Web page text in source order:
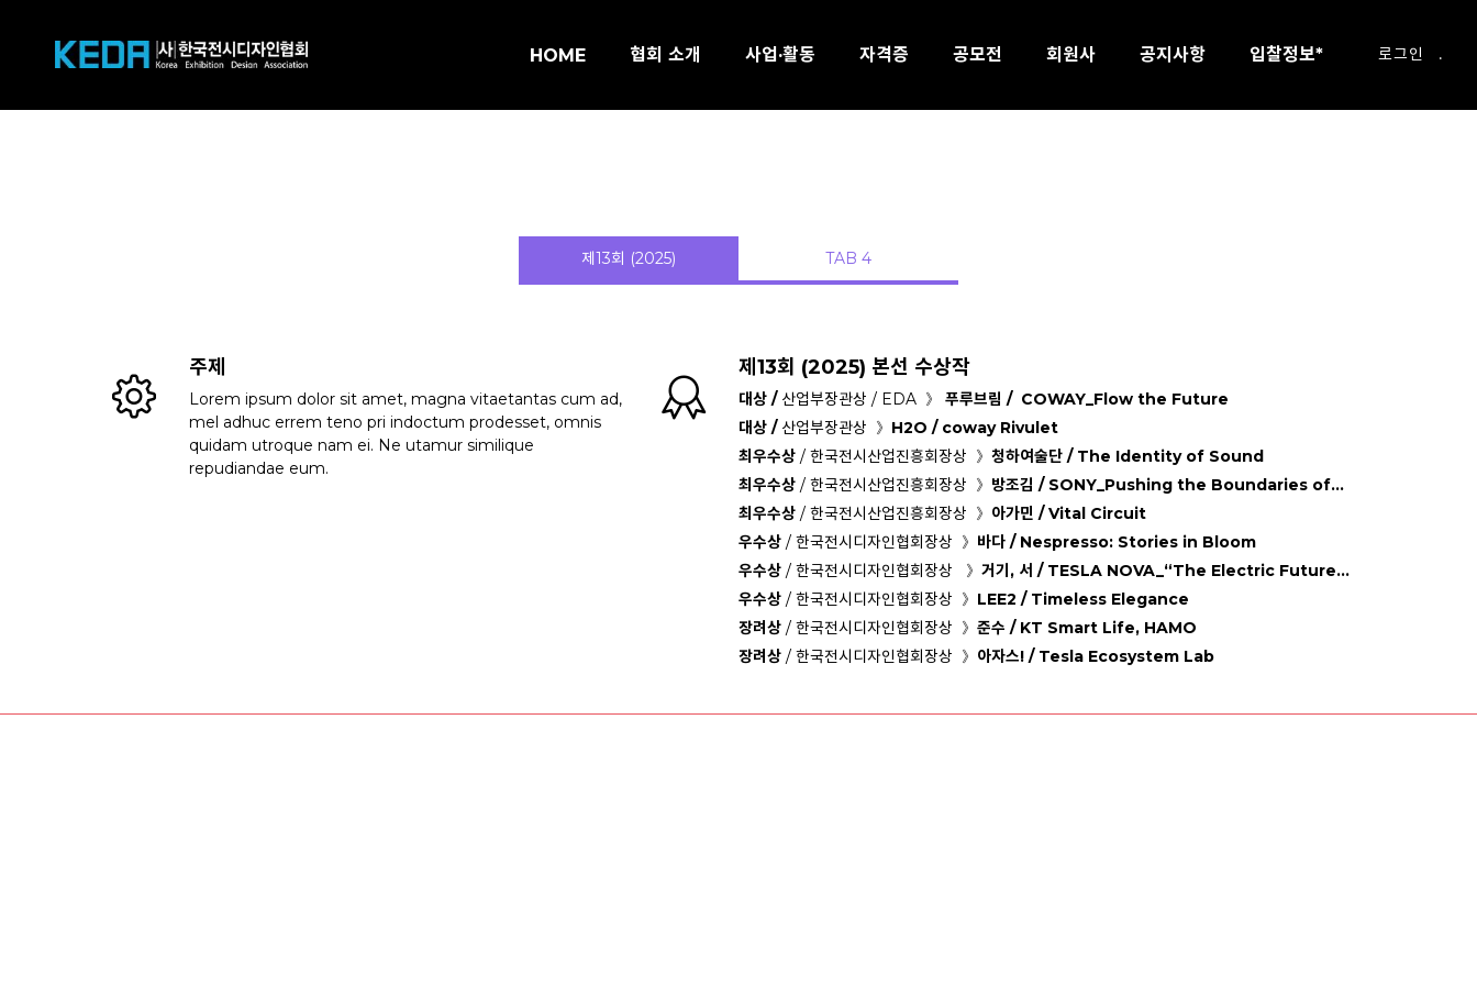
HOME 협회 소개 사업·활동 자격증 공모전 회원사 공지사항 입찰정보* 로그인 .
제13회 (2025) TAB 4
주제
Lorem ipsum dolor sit amet, magna vitaetantas cum ad,
mel adhuc errem teno pri indoctum prodesset, omnis
quidam utroque nam ei. Ne utamur similique
repudiandae eum.
제13회 (2025) 본선 수상작
대상 / 산업부장관상 / EDA 》 푸루브림 / COWAY_Flow the Future
대상 / 산업부장관상 》 H2O / coway Rivulet
최우수상 / 한국전시산업진흥회장상 》 청하여술단 / The Identity of Sound
최우수상 / 한국전시산업진흥회장상 》 방조김 / SONY_Pushing the Boundaries of...
최우수상 / 한국전시산업진흥회장상 》 아가민 / Vital Circuit
우수상 / 한국전시디자인협회장상 》 바다 / Nespresso: Stories in Bloom
우수상 / 한국전시디자인협회장상 》 거기, 서 / TESLA NOVA_“The Electric Future...
우수상 / 한국전시디자인협회장상 》 LEE2 / Timeless Elegance
장려상 / 한국전시디자인협회장상 》 준수 / KT Smart Life, HAMO
장려상 / 한국전시디자인협회장상 》 아자스! / Tesla Ecosystem Lab